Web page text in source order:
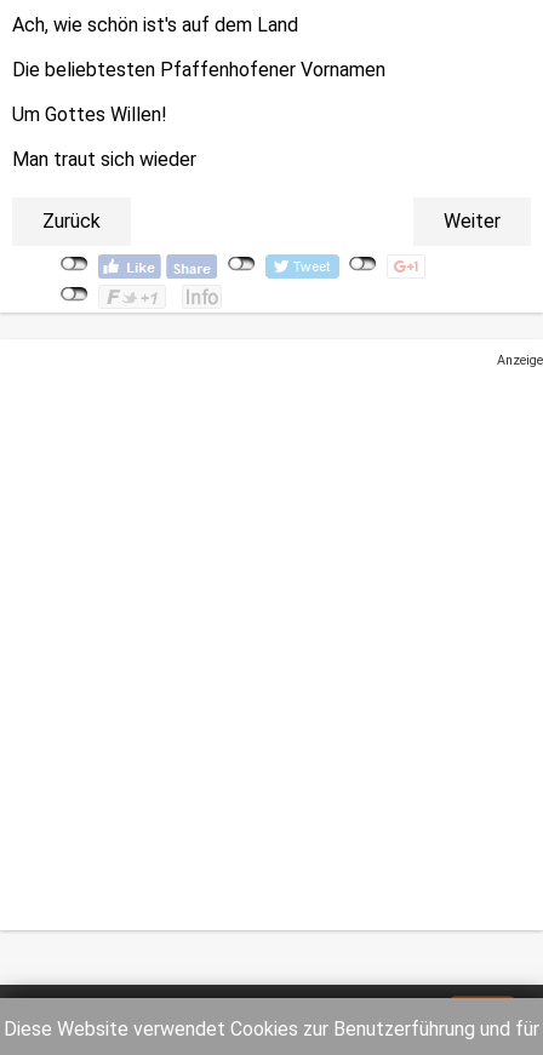
Diese Website verwendet Cookies zur Benutzerführung und für
Ach, wie schön ist's auf dem Land
Die beliebtesten Pfaffenhofener Vornamen
Um Gottes Willen!
Man traut sich wieder
Zurück Weiter
Anzeige